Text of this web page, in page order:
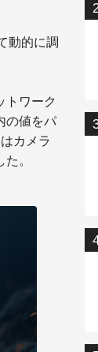
動的に調
トワーク
の値をパ
カメラ
。